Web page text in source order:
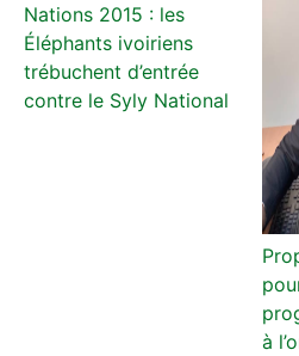
Nations 2015 : les
Éléphants ivoiriens
trébuchent d’entrée
contre le Syly National
à